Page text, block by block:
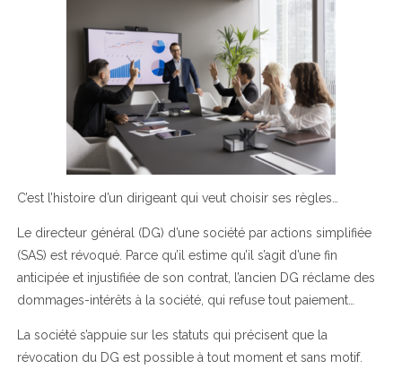
C’est l’histoire d’un dirigeant qui veut choisir ses règles…
Le directeur général (DG) d’une société par actions simplifiée
(SAS) est révoqué. Parce qu’il estime qu’il s’agit d’une fin
anticipée et injustifiée de son contrat, l’ancien DG réclame des
dommages-intérêts à la société, qui refuse tout paiement…
La société s’appuie sur les statuts qui précisent que la
révocation du DG est possible à tout moment et sans motif.